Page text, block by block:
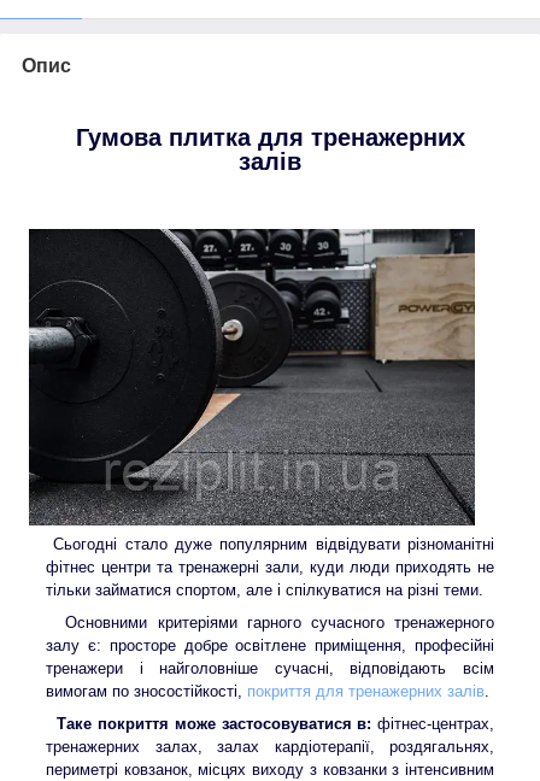
Опис
Гумова плитка для тренажерних
залів
Сьогодні стало дуже популярним відвідувати різноманітні
фітнес центри та тренажерні зали, куди люди приходять не
тільки займатися спортом, але і спілкуватися на різні теми.
Основними критеріями гарного сучасного тренажерного
залу є: просторе добре освітлене приміщення, професійні
тренажери і найголовніше сучасні, відповідають всім
вимогам по зносостійкості, покриття для тренажерних залів.
Таке покриття може застосовуватися в: фітнес-центрах,
тренажерних залах, залах кардіотерапії, роздягальнях,
периметрі ковзанок, місцях виходу з ковзанки з інтенсивним